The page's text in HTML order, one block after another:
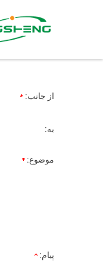
از جانب:
به:
موضوع:
پیام: